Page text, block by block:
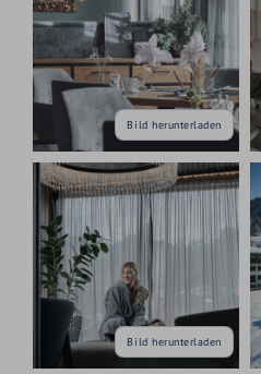
Bild herunterladen
Bild herunterladen